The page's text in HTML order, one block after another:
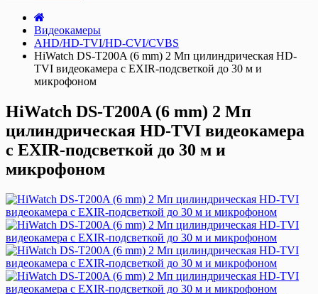
Видеокамеры
AHD/HD-TVI/HD-CVI/CVBS
HiWatch DS-T200A (6 mm) 2 Мп цилиндрическая HD-
TVI видеокамера с EXIR-подсветкой до 30 м и
микрофоном
HiWatch DS-T200A (6 mm) 2 Мп
цилиндрическая HD-TVI видеокамера
с EXIR-подсветкой до 30 м и
микрофоном